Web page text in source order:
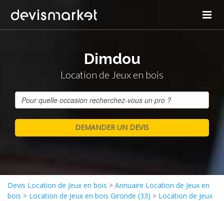
Dimdou
Location de Jeux en bois
Devis Location de Jeux en bois > Annuaire Location de Jeux en
bois > Location de Jeux en bois Gironde (33) > Location de Jeux